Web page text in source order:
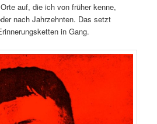
auf, die ich von früher kenne,
nach Jahrzehnten. Das setzt
in Gang.